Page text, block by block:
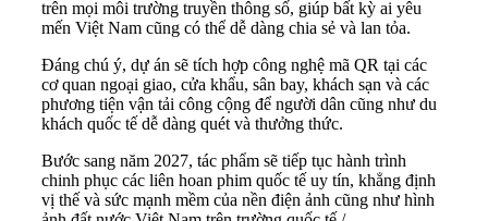
trên mọi môi trường truyền thông số, giúp bất kỳ ai yêu
mến Việt Nam cũng có thể dễ dàng chia sẻ và lan tỏa.
Đáng chú ý, dự án sẽ tích hợp công nghệ mã QR tại các
cơ quan ngoại giao, cửa khẩu, sân bay, khách sạn và các
phương tiện vận tải công cộng để người dân cũng như du
khách quốc tế dễ dàng quét và thưởng thức.
Bước sang năm 2027, tác phẩm sẽ tiếp tục hành trình
chinh phục các liên hoan phim quốc tế uy tín, khẳng định
vị thế và sức mạnh mềm của nền điện ảnh cũng như hình